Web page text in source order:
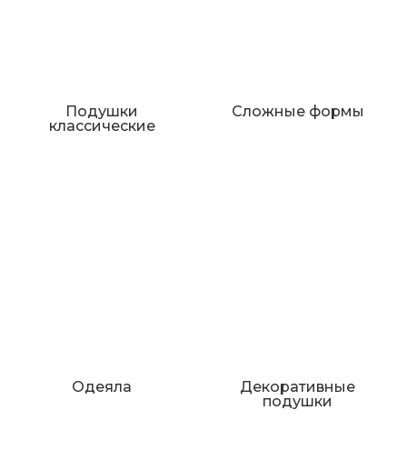
Подушки
классические
Сложные формы
Одеяла
Декоративные
подушки